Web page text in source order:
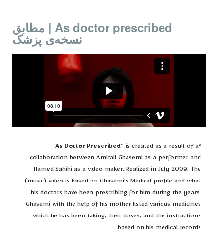
As doctor prescribed | مطابق
نسخه‌ی پزشک
“
As Doctor Prescribed” is created as a result of a
collaboration between Amirali Ghasemi as a performer and
Hamed Sahihi as a video maker. Realized in July 2009, The
(music) video is based on Ghasemi’s Medical profile and what
his doctors have been prescribing for him during the years.
Ghasemi with the help of his mother listed various medicines
which he has been taking, their doses, and the instructions
based on his medical records.